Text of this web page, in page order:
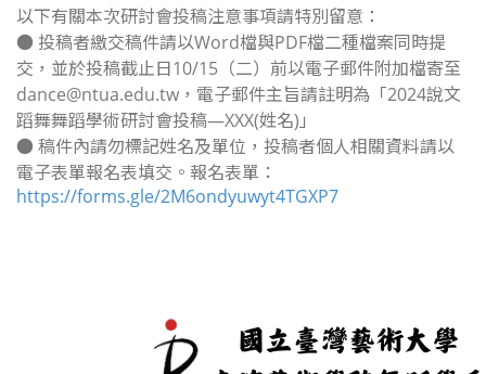
以下有關本次研討會投稿注意事項請特別留意：
● 投稿者繳交稿件請以Word檔與PDF檔二種檔案同時提
交，並於投稿截止日10/15（二）前以電子郵件附加檔寄至
dance@ntua.edu.tw，電子郵件主旨請註明為「2024說文
蹈舞舞蹈學術研討會投稿—XXX(姓名)」
● 稿件內請勿標記姓名及單位，投稿者個人相關資料請以
電子表單報名表填交。報名表單：
https://forms.gle/2M6ondyuwyt4TGXP7